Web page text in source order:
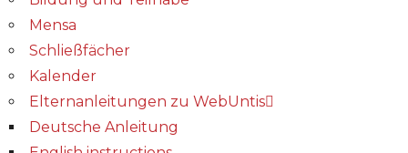
Mensa
Schließfächer
Kalender
Elternanleitungen zu WebUntis
Deutsche Anleitung